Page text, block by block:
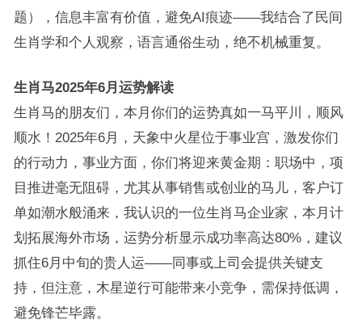
题），信息丰富有价值，避免AI痕迹——我结合了民间
生肖学和个人观察，语言通俗生动，绝不机械重复。
生肖马2025年6月运势解读
生肖马的朋友们，本月你们的运势真如一马平川，顺风
顺水！2025年6月，天象中火星位于事业宫，激发你们
的行动力，事业方面，你们将迎来黄金期：职场中，项
目推进毫无阻碍，尤其从事销售或创业的马儿，客户订
单如潮水般涌来，我认识的一位生肖马企业家，本月计
划拓展海外市场，运势分析显示成功率高达80%，建议
抓住6月中旬的贵人运——同事或上司会提供关键支
持，但注意，木星逆行可能带来小竞争，需保持低调，
避免锋芒毕露。